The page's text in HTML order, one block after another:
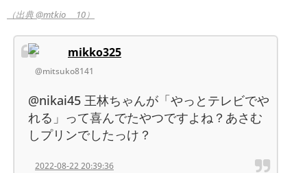
（出典 @mtkio___10）
mikko325
@mitsuko8141
@nikai45 王林ちゃんが「やっとテレビでや
れる」って喜んでたやつですよね？あさむ
しプリンでしたっけ？
2022-08-22 20:39:36